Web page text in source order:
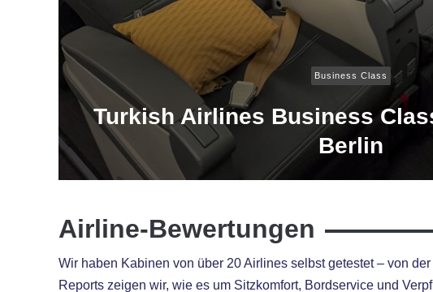
Business Class
Turkish Airlines Business
Berlin
Airline-Bewertungen
Wir haben Kabinen von über 20 Airlines selbst getestet – von
Reports zeigen wir, wie es um Sitzkomfort, Bordservice und